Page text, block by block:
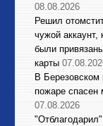
08.08.2026
Решил
чужой аккаунт,
были
карты
В Березовском
пожаре спасен
07.08.2026